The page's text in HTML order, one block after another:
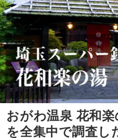
おがわ温泉 花和
を全集中で調査し